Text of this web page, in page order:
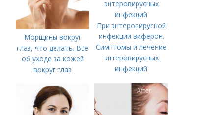
Морщины вокруг
глаз, что делать. Все
об уходе за кожей
вокруг глаз
При энтеровирусной
инфекции виферон.
Симптомы и лечение
энтеровирусных
инфекций